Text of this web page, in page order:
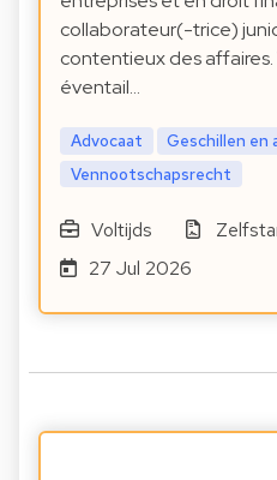
collaborateur(-trice)
contentieux des
éventail…
Advocaat
Geschillen en
Vennootschapsrecht
Voltijds
27 Jul 2026